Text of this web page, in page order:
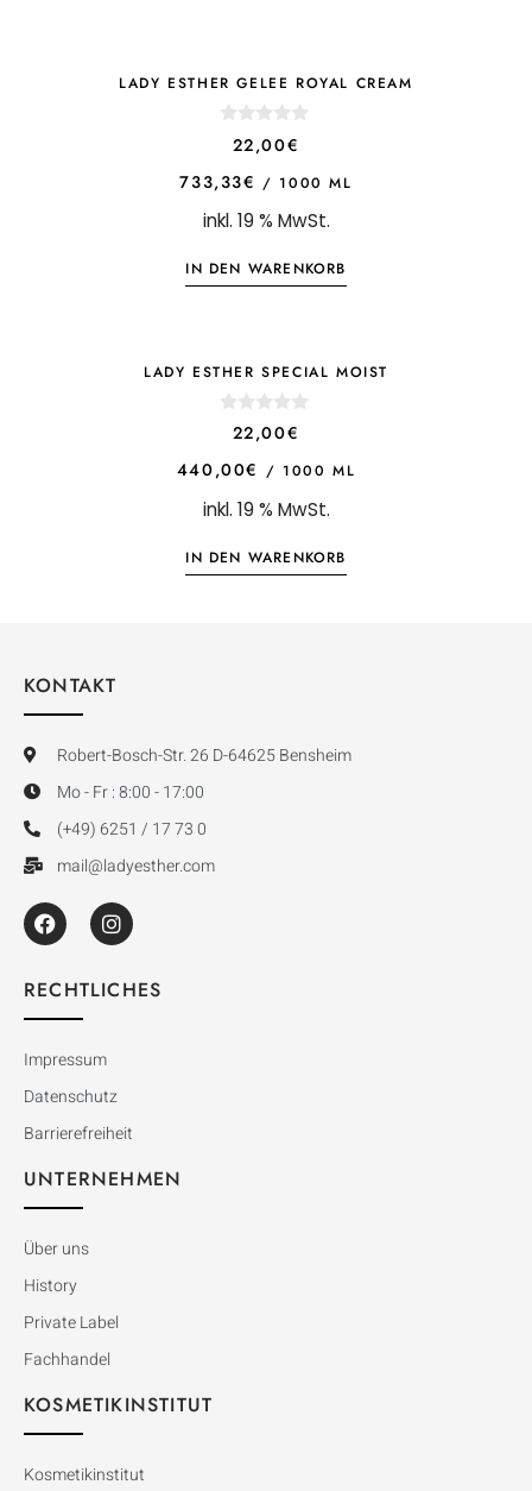
LADY ESTHER GELEE ROYAL CREAM
t
f
22,00€
733,33€ / 1000 ML
inkl. 19 % MwSt.
IN DEN WARENKORB
LADY ESTHER SPECIAL MOIST
t
f
22,00€
440,00€ / 1000 ML
inkl. 19 % MwSt.
IN DEN WARENKORB
KONTAKT
Robert-Bosch-Str. 26 D-64625 Bensheim
Mo - Fr : 8:00 - 17:00
(+49) 6251 / 17 73 0
mail@ladyesther.com
RECHTLICHES
Impressum
Datenschutz
Barrierefreiheit
UNTERNEHMEN
Über uns
History
Private Label
Fachhandel
KOSMETIKINSTITUT
Kosmetikinstitut